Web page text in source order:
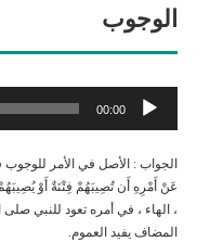
الوجوب
مشغل
الصوت
00:00
الجواب : الأصل في الأمر للوجوب
، الهاء ، في أمره تعود للنبي
المضاف يفيد العموم.